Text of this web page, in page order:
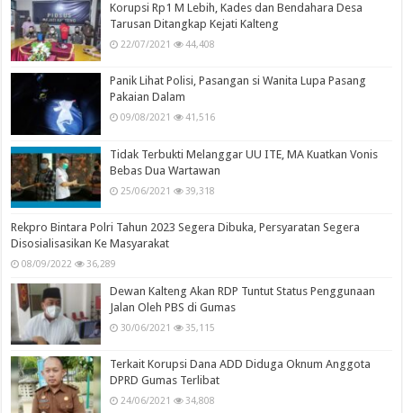
Korupsi Rp1 M Lebih, Kades dan Bendahara Desa
Tarusan Ditangkap Kejati Kalteng
22/07/2021 44,408
Panik Lihat Polisi, Pasangan si Wanita Lupa Pasang
Pakaian Dalam
09/08/2021 41,516
Tidak Terbukti Melanggar UU ITE, MA Kuatkan Vonis
Bebas Dua Wartawan
25/06/2021 39,318
Rekpro Bintara Polri Tahun 2023 Segera Dibuka, Persyaratan Segera
Disosialisasikan Ke Masyarakat
08/09/2022 36,289
Dewan Kalteng Akan RDP Tuntut Status Penggunaan
Jalan Oleh PBS di Gumas
30/06/2021 35,115
Terkait Korupsi Dana ADD Diduga Oknum Anggota
DPRD Gumas Terlibat
24/06/2021 34,808